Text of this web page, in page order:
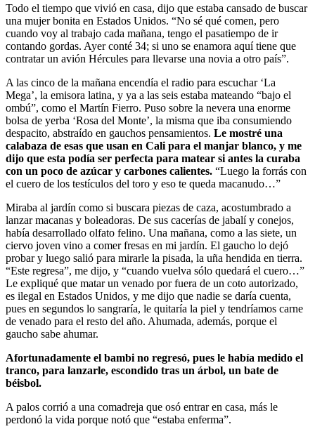
Todo el tiempo que vivió en casa, dijo que estaba cansado de buscar
una mujer bonita en Estados Unidos. “No sé qué comen, pero
cuando voy al trabajo cada mañana, tengo el pasatiempo de ir
contando gordas. Ayer conté 34; si uno se enamora aquí tiene que
contratar un avión Hércules para llevarse una novia a otro país”.
A las cinco de la mañana encendía el radio para escuchar ‘La
Mega’, la emisora latina, y ya a las seis estaba mateando “bajo el
ombú”, como el Martín Fierro. Puso sobre la nevera una enorme
bolsa de yerba ‘Rosa del Monte’, la misma que iba consumiendo
despacito, abstraído en gauchos pensamientos. Le mostré una
calabaza de esas que usan en Cali para el manjar blanco, y me
dijo que esta podía ser perfecta para matear si antes la curaba
con un poco de azúcar y carbones calientes. “Luego la forrás con
el cuero de los testículos del toro y eso te queda macanudo…”
Miraba al jardín como si buscara piezas de caza, acostumbrado a
lanzar macanas y boleadoras. De sus cacerías de jabalí y conejos,
había desarrollado olfato felino. Una mañana, como a las siete, un
ciervo joven vino a comer fresas en mi jardín. El gaucho lo dejó
probar y luego salió para mirarle la pisada, la uña hendida en tierra.
“Este regresa”, me dijo, y “cuando vuelva sólo quedará el cuero…”
Le expliqué que matar un venado por fuera de un coto autorizado,
es ilegal en Estados Unidos, y me dijo que nadie se daría cuenta,
pues en segundos lo sangraría, le quitaría la piel y tendríamos carne
de venado para el resto del año. Ahumada, además, porque el
gaucho sabe ahumar.
Afortunadamente el bambi no regresó, pues le había medido el
tranco, para lanzarle, escondido tras un árbol, un bate de
béisbol.
A palos corrió a una comadreja que osó entrar en casa, más le
perdonó la vida porque notó que “estaba enferma”.